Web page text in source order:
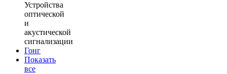
Устройства
оптической
и
акустической
сигнализации
Гонг
Показать
все